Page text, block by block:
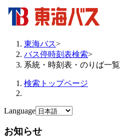
東海バス>
バス停時刻表検索>
系統・時刻表・のりば一覧
検索トップページ
Language
お知らせ